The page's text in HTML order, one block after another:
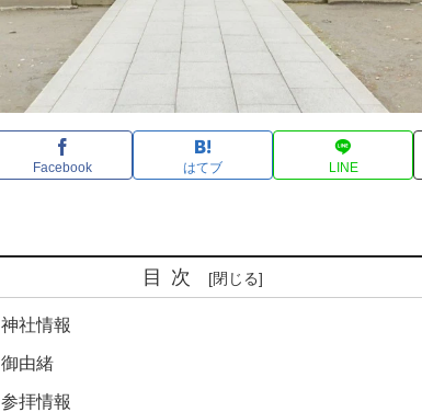
Facebook はてブ LINE
目次
神社情報
御由緒
参拝情報